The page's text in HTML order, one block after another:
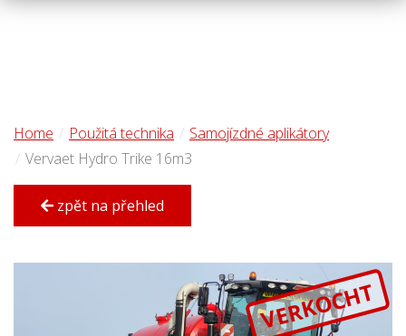
Home Použitá technika
Samojízdné aplikátory
Vervaet Hydro Trike 16m3
zpět na přehled
VERKOCHT